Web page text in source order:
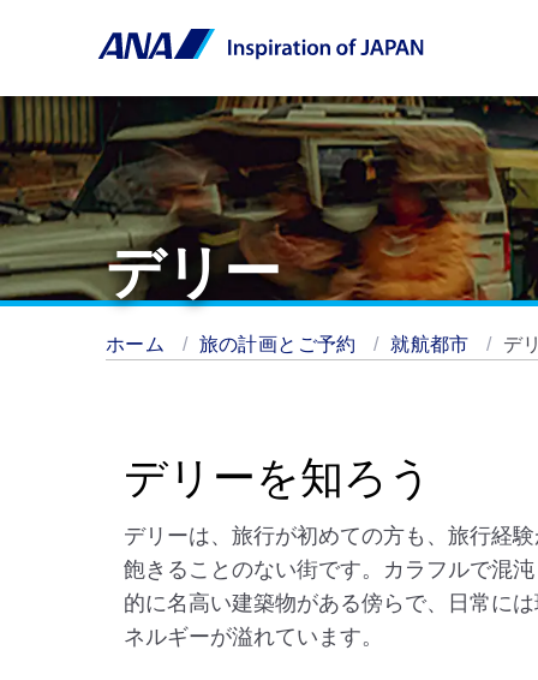
デリー
ホーム 旅の計画とご予約 就航都市 デ
デリーを知ろう
デリーは、旅行が初めての方も、旅行経
飽きることのない街です。カラフルで混
的に名高い建築物がある傍らで、日常に
ネルギーが溢れています。